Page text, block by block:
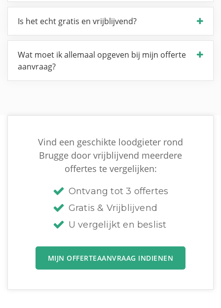
Is het echt gratis en vrijblijvend?
Wat moet ik allemaal opgeven bij mijn offerte
aanvraag?
Vind een geschikte loodgieter rond
Brugge door vrijblijvend meerdere
offertes te vergelijken:
Ontvang tot 3 offertes
Gratis & Vrijblijvend
U vergelijkt en beslist
MIJN OFFERTEAANVRAAG INDIENEN